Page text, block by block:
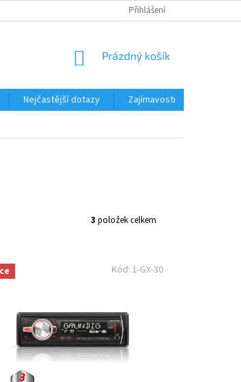
SLOVNÍK POJMŮ
Přihlášení
NÁKUPNÍ
Prázdný košík
Nejčastější dotazy Zajímavosti
3 položek celkem
Kód: 1-GX-30